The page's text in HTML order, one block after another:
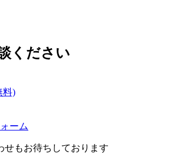
ください
料)
ーム
せもお待ちしております